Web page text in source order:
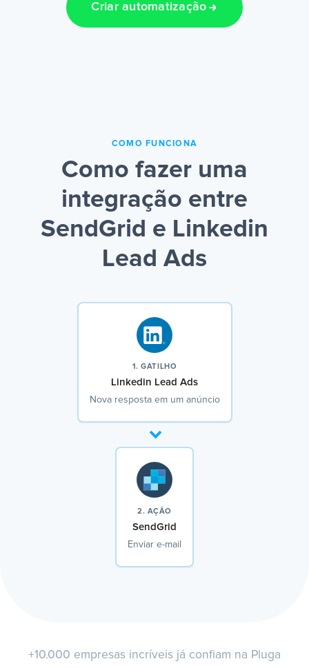
Criar automatização
COMO FUNCIONA
Como fazer uma
integração entre
SendGrid e Linkedin
Lead Ads
1. GATILHO
Linkedin Lead Ads
Nova resposta em um anúncio
2. AÇÃO
SendGrid
Enviar e-mail
+10.000 empresas incríveis já confiam na Pluga